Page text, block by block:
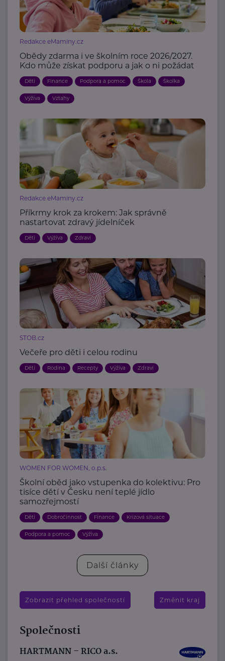
Redakce eMaminy.cz
Obědy zdarma i ve školním roce 2026/2027.
Kdo může získat podporu a jak o ni požádat
Děti Finance Podpora a pomoc Škola Školka
Výživa Vztahy
Redakce eMaminy.cz
Příkrmy krok za krokem: Jak správně
nastartovat zdravý jídelníček
Děti Výživa Zdraví
STOB.cz
Večeře pro děti i celou rodinu
Děti Rodina Recepty Výživa Zdraví
WOMEN FOR WOMEN, o.p.s.
Školní oběd jako vstupenka do kolektivu: Pro
tisíce dětí v Česku není teplé jídlo
samozřejmostí
Děti Dobročinnost Finance Krizová situace
Podpora a pomoc Výživa
Další články
Zobrazit přehled společností Změnit kraj
Společnosti
HARTMANN – RICO a.s.